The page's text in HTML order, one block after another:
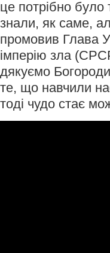
це потрібно було
знали, як саме,
промовив Глава
імперію зла
дякуємо
те, що навчили
тоді чудо стає